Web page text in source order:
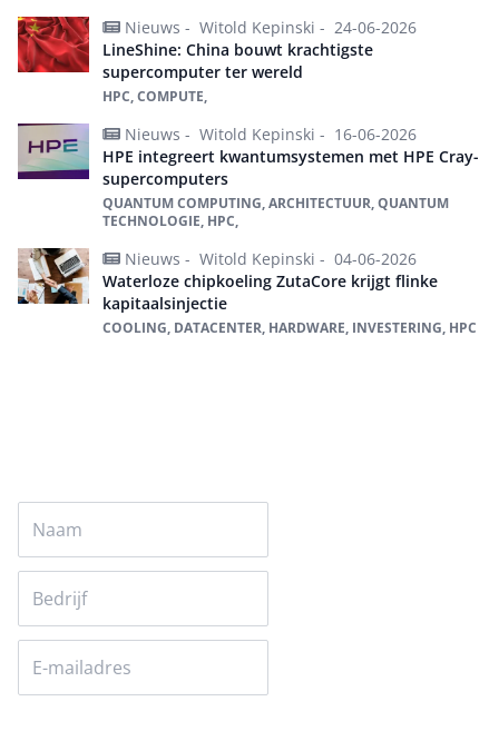
Nieuws - Witold Kepinski - 24-06-2026
LineShine: China bouwt krachtigste
supercomputer ter wereld
HPC, COMPUTE,
Nieuws - Witold Kepinski - 16-06-2026
HPE integreert kwantumsystemen met HPE Cray-
supercomputers
QUANTUM COMPUTING, ARCHITECTUUR, QUANTUM
TECHNOLOGIE, HPC,
Nieuws - Witold Kepinski - 04-06-2026
Waterloze chipkoeling ZutaCore krijgt flinke
kapitaalsinjectie
COOLING, DATACENTER, HARDWARE, INVESTERING, HPC